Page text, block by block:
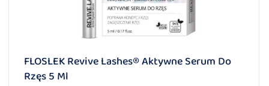
FLOSLEK Revive Lashes® Aktywne Serum Do
Rzęs 5 Ml